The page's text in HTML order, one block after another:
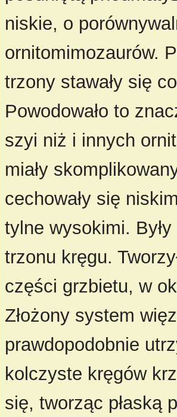
niskie, o
ornitomimozaurów.
trzony stawały się
Powodowało to
szyi niż i innych
miały
cechowały się
tylne wysokimi.
trzonu kręgu.
części grzbietu, w
Złożony system
prawdopodobnie
kolczyste kręgów
się, tworząc płaską